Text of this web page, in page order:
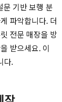
문 기반 보행 분
파악합니다. 더
전문 매장을 방
받으세요. 이
다.